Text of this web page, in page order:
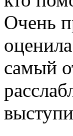
Очень
самый